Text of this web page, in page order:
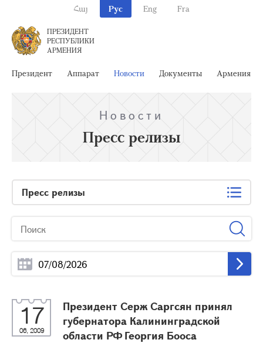
Հայ Рус Eng Fra
ПРЕЗИДЕНТ
РЕСПУБЛИКИ
АРМЕНИЯ
Президент Аппарат Новости Документы Армения
Новости
Пресс релизы
Пресс релизы
17
06, 2009
Президент Серж Саргсян принял
губернатора Калининградской
области РФ Георгия Бооса